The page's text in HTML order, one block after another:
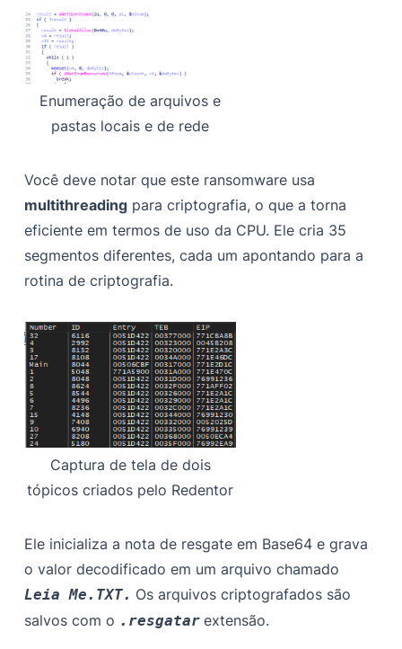
Enumeração de arquivos e
pastas locais e de rede
Você deve notar que este ransomware usa
multithreading para criptografia, o que a torna
eficiente em termos de uso da CPU. Ele cria 35
segmentos diferentes, cada um apontando para a
rotina de criptografia.
Captura de tela de dois
tópicos criados pelo Redentor
Ele inicializa a nota de resgate em Base64 e grava
o valor decodificado em um arquivo chamado
Leia Me.TXT. Os arquivos criptografados são
salvos com o .resgatar extensão.